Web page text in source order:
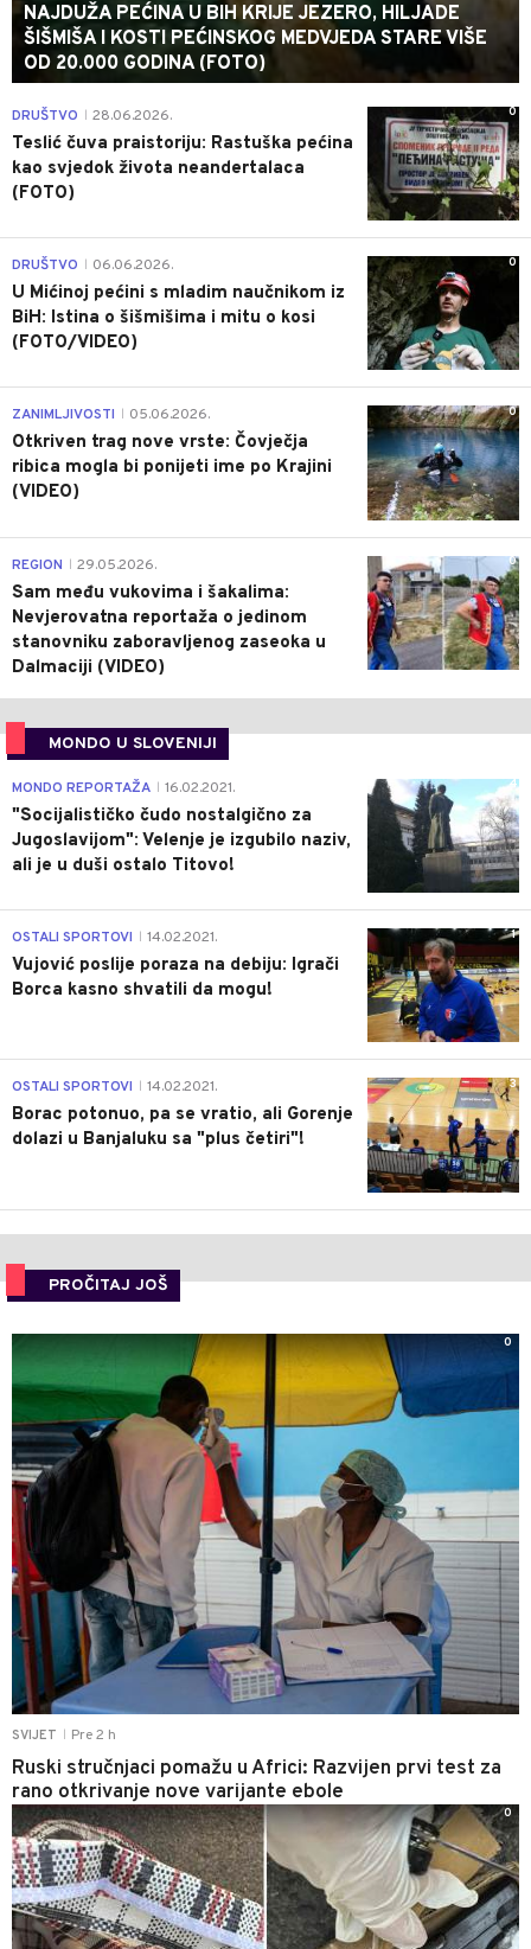
NAJDUŽA PEĆINA U BIH KRIJE JEZERO, HILJADE
ŠIŠMIŠA I KOSTI PEĆINSKOG MEDVJEDA STARE VIŠE
OD 20.000 GODINA (FOTO)
0
DRUŠTVO 28.06.2026.
Teslić čuva praistoriju: Rastuška pećina
kao svjedok života neandertalaca
(FOTO)
0
DRUŠTVO 06.06.2026.
U Mićinoj pećini s mladim naučnikom iz
BiH: Istina o šišmišima i mitu o kosi
(FOTO/VIDEO)
0
ZANIMLJIVOSTI 05.06.2026.
Otkriven trag nove vrste: Čovječja
ribica mogla bi ponijeti ime po Krajini
(VIDEO)
0
REGION 29.05.2026.
Sam među vukovima i šakalima:
Nevjerovatna reportaža o jedinom
stanovniku zaboravljenog zaseoka u
Dalmaciji (VIDEO)
MONDO U SLOVENIJI
4
MONDO REPORTAŽA 16.02.2021.
"Socijalističko čudo nostalgično za
Jugoslavijom": Velenje je izgubilo naziv,
ali je u duši ostalo Titovo!
1
OSTALI SPORTOVI 14.02.2021.
Vujović poslije poraza na debiju: Igrači
Borca kasno shvatili da mogu!
3
OSTALI SPORTOVI 14.02.2021.
Borac potonuo, pa se vratio, ali Gorenje
dolazi u Banjaluku sa "plus četiri"!
PROČITAJ JOŠ
SVIJET Pre 2 h
Ruski stručnjaci pomažu u Africi: Razvijen prvi test za
rano otkrivanje nove varijante ebole
0
0